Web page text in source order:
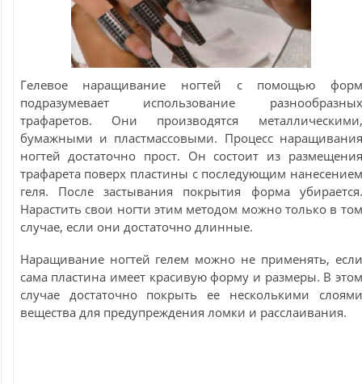
Гелевое наращивание ногтей с помощью форм
подразумевает использование разнообразных
трафаретов. Они производятся металлическими,
бумажными и пластмассовыми. Процесс наращивания
ногтей достаточно прост. Он состоит из размещения
трафарета поверх пластины с последующим нанесением
геля. После застывания покрытия форма убирается.
Нарастить свои ногти этим методом можно только в том
случае, если они достаточно длинные.
Наращивание ногтей гелем можно не применять, если
сама пластина имеет красивую форму и размеры. В этом
случае достаточно покрыть ее несколькими слоями
вещества для предупреждения ломки и расслаивания.